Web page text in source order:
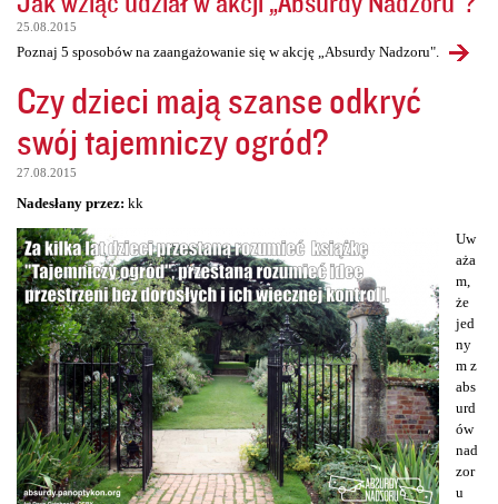
25.08.2015
Poznaj 5 sposobów na zaangażowanie się w akcję „Absurdy Nadzoru".
Czy dzieci mają szanse odkryć
swój tajemniczy ogród?
27.08.2015
Nadesłany przez: kk
Uw
aża
m,
że
jed
ny
m z
abs
urd
ów
nad
zor
u